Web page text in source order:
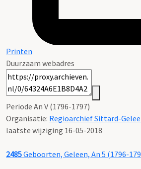
Printen
Duurzaam webadres
Periode An V (1796-1797)
Organisatie: Regioarchief Sittard-
laatste wijziging 16-05-2018
2485Geboorten, Geleen, An 5 (1796-